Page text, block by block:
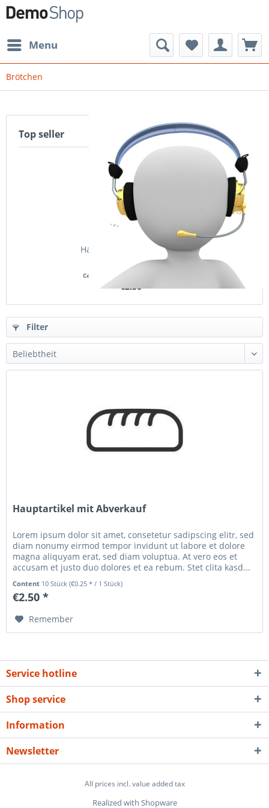
Menu
Brötchen
Top seller
Hauptartikel mit Abverkauf
Content 10 Stück
€2.50 *
Filter
Hauptartikel mit Abverkauf
Lorem ipsum dolor sit amet, consetetur sadipscing elitr, sed
diam nonumy eirmod tempor invidunt ut labore et dolore
magna aliquyam erat, sed diam voluptua. At vero eos et
accusam et justo duo dolores et ea rebum. Stet clita kasd...
Content 10 Stück(€0.25 * / 1 Stück)
€2.50 *
Remember
Service hotline
Shop service
Information
Newsletter
All prices incl. value added tax
Realized with Shopware